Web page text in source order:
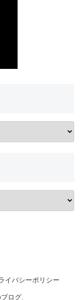
イバシーポリシー
ログ.